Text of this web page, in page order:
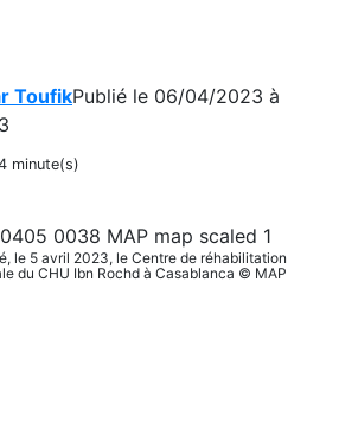
ToufikPublié le 06/04/2023 à
minute(s)
le 5 avril 2023, le Centre de réhabilitation
du CHU Ibn Rochd à Casablanca © MAP